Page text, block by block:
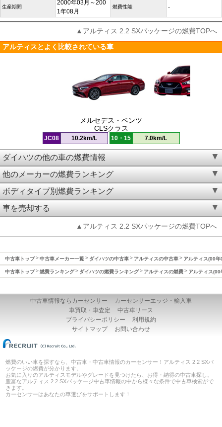
生産期間
2000年03月～200
1年08月
燃費性能 -
▲アルティス 2.2 SXパッケージの燃費TOPへ
アルティスとよく比較されている車
メルセデス・ベンツ
CLSクラス
JC08 10.2km/L 10・15 7.0km/L
ダイハツの他の車の燃費情報
他のメーカーの燃費ランキング
ボディタイプ別燃費ランキング
車を売却する
▲アルティス 2.2 SXパッケージの燃費TOPへ
中古車トップ 中古車メーカー一覧 ダイハツの中古車 アルティスの中古車 アルティス(00
中古車トップ 燃費ランキング ダイハツの燃費ランキング アルティスの燃費 アルティス
中古車情報ならカーセンサー
カーセンサーエッジ・輸入車
車買取・車査定
中古車リース
プライバシーポリシー
利用規約
サイトマップ
お問い合わせ
燃費のいい車を探すなら、中古車・中古車情報のカーセンサー！アルティス 2.2 SXパ
ッケージの燃費が分かります。
お気に入りのアルティスモデルやグレードを見つけたら、お得・納得の中古車探し。
豊富なアルティス 2.2 SXパッケージ中古車情報の中から様々な条件で中古車検索がで
きます。
カーセンサーはあなたの車選びをサポートします！